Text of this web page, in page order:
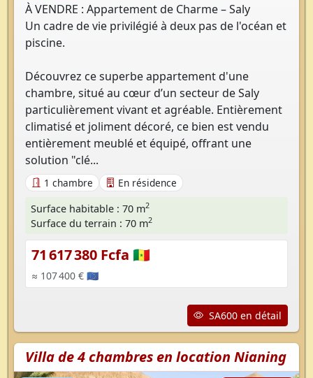
À VENDRE : Appartement de Charme – Saly
Un cadre de vie privilégié à deux pas de l'océan et
piscine.
Découvrez ce superbe appartement d'une
chambre, situé au cœur d’un secteur de Saly
particulièrement vivant et agréable. Entièrement
climatisé et joliment décoré, ce bien est vendu
entièrement meublé et équipé, offrant une
solution "clé...
1 chambre
En résidence
Surface habitable : 70 m2
Surface du terrain : 70 m2
71 617 380 Fcfa 🇸🇳
≈ 107 400 € 🇪🇺
SA600 en détail
Villa de 4 chambres en location Nianing